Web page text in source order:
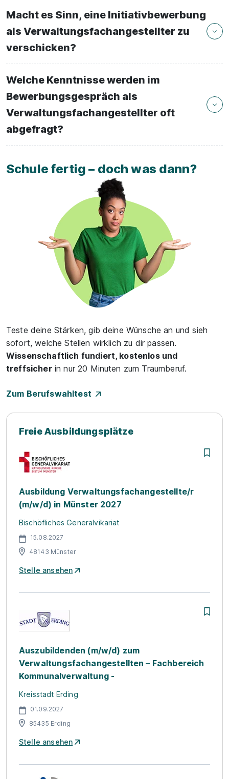
Macht es Sinn, eine Initiativbewerbung
als Verwaltungsfachangestellter zu
verschicken?
Welche Kenntnisse werden im
Bewerbungsgespräch als
Verwaltungsfachangestellter oft
abgefragt?
Schule fertig – doch was dann?
Teste deine Stärken, gib deine Wünsche an und sieh
sofort, welche Stellen wirklich zu dir passen.
Wissenschaftlich fundiert, kostenlos und
treffsicherin nur 20 Minuten zum Traumberuf.
Zum Berufswahltest
Freie Ausbildungsplätze
Ausbildung Verwaltungsfachangestellte/r
(m/w/d) in Münster 2027
Bischöfliches Generalvikariat
15.08.2027
48143 Münster
Stelle ansehen
Auszubildenden (m/w/d) zum
Verwaltungsfachangestellten – Fachbereich
Kommunalverwaltung -
Kreisstadt Erding
01.09.2027
85435 Erding
Stelle ansehen